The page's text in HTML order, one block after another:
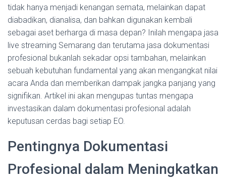
tidak hanya menjadi kenangan semata, melainkan dapat
diabadikan, dianalisa, dan bahkan digunakan kembali
sebagai aset berharga di masa depan? Inilah mengapa jasa
live streaming Semarang dan terutama jasa dokumentasi
profesional bukanlah sekadar opsi tambahan, melainkan
sebuah kebutuhan fundamental yang akan mengangkat nilai
acara Anda dan memberikan dampak jangka panjang yang
signifikan. Artikel ini akan mengupas tuntas mengapa
investasikan dalam dokumentasi profesional adalah
keputusan cerdas bagi setiap EO.
Pentingnya Dokumentasi
Profesional dalam Meningkatkan